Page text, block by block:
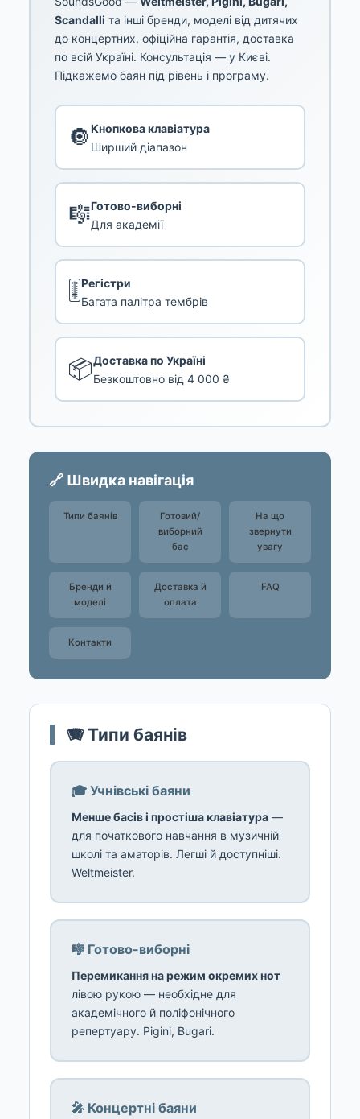
Scandalli та інші бренди, моделі від дитячих
до концертних, офіційна гарантія, доставка
по всій Україні. Консультація — у Києві.
Підкажемо баян під рівень і програму.
🔘Кнопкова клавіатура
Ширший діапазон
🎼Готово-виборні
Для академії
🎚️ Регістри
Багата палітра тембрів
📦Доставка по Україні
Безкоштовно від 4 000 ₴
🔗 Швидка навігація
Типи баянів
Готовий/
виборний
бас
На що
звернути
увагу
Бренди й
моделі
Доставка й
оплата
FAQ
Контакти
🪗 Типи баянів
🎓 Учнівські баяни
Менше басів і простіша клавіатура —
для початкового навчання в музичній
школі та аматорів. Легші й доступніші.
Weltmeister.
🎼 Готово-виборні
Перемикання на режим окремих нот
лівою рукою — необхідне для
академічного й поліфонічного
репертуару. Pigini, Bugari.
🎤 Концертні баяни